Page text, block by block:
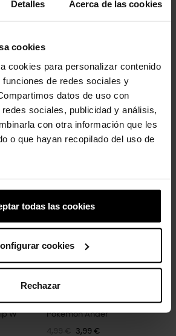
Detalles Acerca de las cookies
cookies
cookies para personalizar contenido
de redes sociales y
datos de uso con
sociales, publicidad y análisis,
con otra información que les
o que hayan recopilado del uso de
todas las cookies
cookies
Rechazar
compraram:
Letra T
W Pokémon Ander
4,99 € 3,99 €